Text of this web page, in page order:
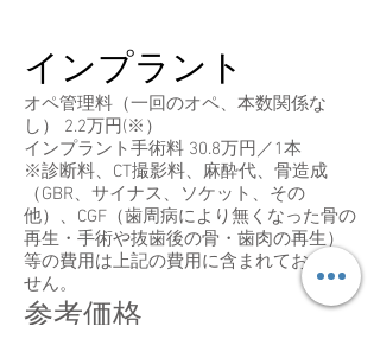
インプラント
オペ管理料（一回のオペ、本数関係な
し） 2.2万円(※）
インプラント手術料 30.8万円／1本
※診断料、CT撮影料、麻酔代、骨造成
（GBR、サイナス、ソケット、その
他）、CGF（歯周病により無くなった骨の
再生・手術や抜歯後の骨・歯肉の再生）
等の費用は上記の費用に含まれておりま
せん。
参考価格